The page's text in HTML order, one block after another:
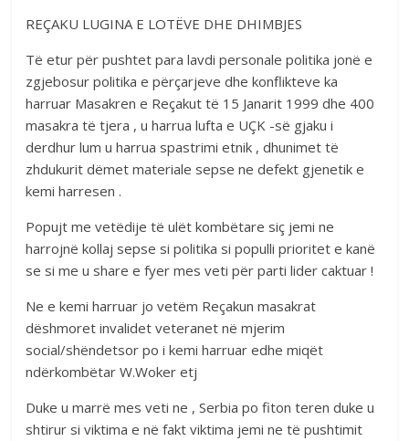
REÇAKU LUGINA E LOTËVE DHE DHIMBJES
Të etur për pushtet para lavdi personale politika jonë e
zgjebosur politika e përçarjeve dhe konflikteve ka
harruar Masakren e Reçakut të 15 Janarit 1999 dhe 400
masakra të tjera , u harrua lufta e UÇK -së gjaku i
derdhur lum u harrua spastrimi etnik , dhunimet të
zhdukurit dëmet materiale sepse ne defekt gjenetik e
kemi harresen .
Popujt me vetëdije të ulët kombëtare siç jemi ne
harrojnë kollaj sepse si politika si populli prioritet e kanë
se si me u share e fyer mes veti për parti lider caktuar !
Ne e kemi harruar jo vetëm Reçakun masakrat
dëshmoret invalidet veteranet në mjerim
social/shëndetsor po i kemi harruar edhe miqët
ndërkombëtar W.Woker etj
Duke u marrë mes veti ne , Serbia po fiton teren duke u
shtirur si viktima e në fakt viktima jemi ne të pushtimit